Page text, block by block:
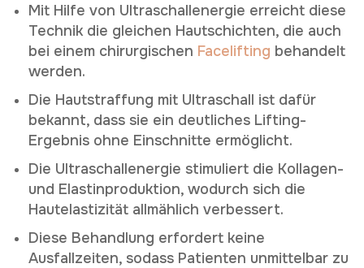
Mit Hilfe von Ultraschallenergie erreicht diese
Technik die gleichen Hautschichten, die auch
bei einem chirurgischen Facelifting behandelt
werden.
Die Hautstraffung mit Ultraschall ist dafür
bekannt, dass sie ein deutliches Lifting-
Ergebnis ohne Einschnitte ermöglicht.
Die Ultraschallenergie stimuliert die Kollagen-
und Elastinproduktion, wodurch sich die
Hautelastizität allmählich verbessert.
Diese Behandlung erfordert keine
Ausfallzeiten, sodass Patienten unmittelbar zu